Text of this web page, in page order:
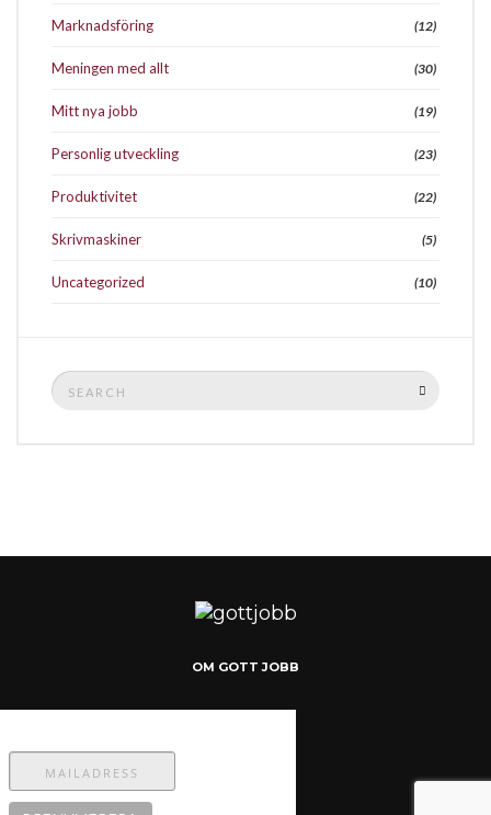
Marknadsföring (12)
Meningen med allt (30)
Mitt nya jobb (19)
Personlig utveckling (23)
Produktivitet (22)
Skrivmaskiner (5)
Uncategorized (10)
Search
for:
OM GOTT JOBB